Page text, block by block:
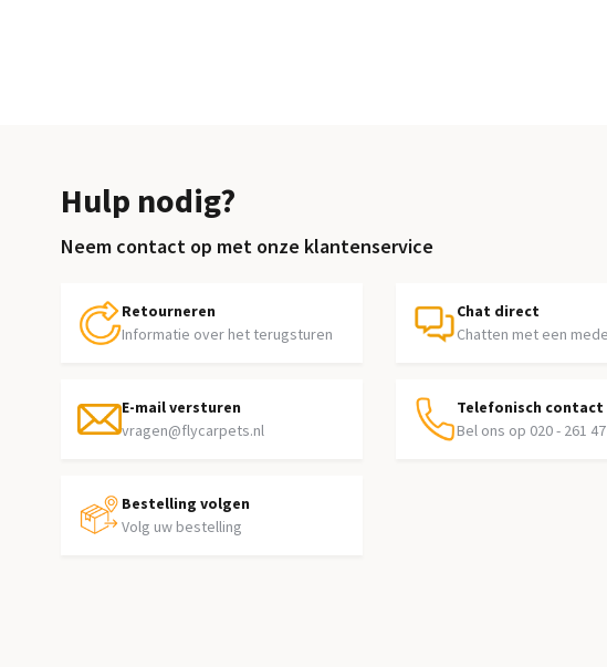
Hulp nodig?
Neem contact op met onze klantenservice
Retourneren
Informatie over het terugsturen
Chat direct
Chatten met een
E-mail versturen
vragen@flycarpets.nl
Telefonisch contact
Bel ons op 020 - 261
Bestelling volgen
Volg uw bestelling